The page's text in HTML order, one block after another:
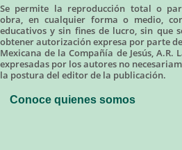
Se permite la reproducción total o
obra, en cualquier forma o medio,
educativos y sin fines de lucro, sin que
obtener autorización expresa por parte
Mexicana de la Compañía de Jesús, A.R.
expresadas por los autores no
la postura del editor de la publicación.
Conoce quienes somos